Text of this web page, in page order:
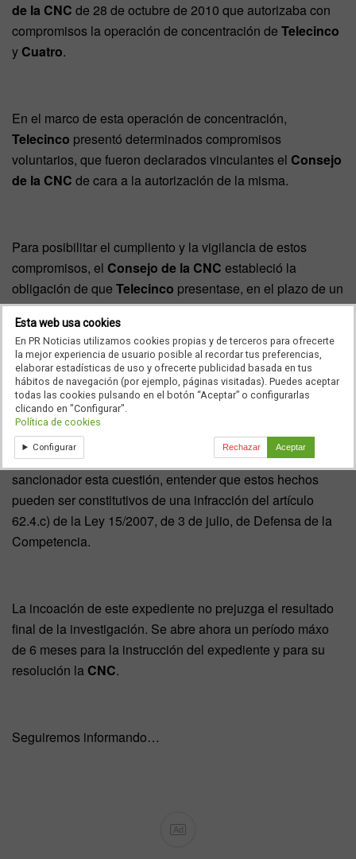
de la CNC de 28 de octubre de 2010 que autorizaba con
compromisos la operación de concentración de Telecinco
y Cuatro.
En el marco de esta operación de concentración,
Telecinco presentó determinados compromisos
voluntarios, que fueron declarados vinculantes el Consejo
de la CNC de cara a la autorización de la misma.
Para posibilitar el cumpliento y la vigilancia de estos
compromisos, el Consejo de la CNC estableció la
obligación de que Telecinco presentase, en el plazo de un
mes desde que su resolución fuese ejecutiva, un plan de
actuaciones en el que se detallasen, entre otras
cuestiones, las medidas a adoptarTelecincoy su
calendario, plazo que ha sido incumplido.
Por ello, a instancias del Consejo de laCNC, la Dirección
de Investigación ha acordado la incoación del expediente
sancionador esta cuestión, entender que estos hechos
pueden ser constitutivos de una infracción del artículo
62.4.c) de la Ley 15/2007, de 3 de julio, de Defensa de la
Competencia.
La incoación de este expediente no prejuzga el resultado
final de la investigación. Se abre ahora un período máxo
de 6 meses para la instrucción del expediente y para su
resolución la CNC.
Seguiremos informando…
Ad
Esta web usa cookies
En PR Noticias utilizamos cookies propias y de terceros para ofrecerte
la mejor experiencia de usuario posible al recordar tus preferencias,
elaborar estadísticas de uso y ofrecerte publicidad basada en tus
hábitos de navegación (por ejemplo, páginas visitadas). Puedes aceptar
todas las cookies pulsando en el botón “Aceptar” o configurarlas
clicando en "Configurar".
Política de cookies
Configurar Rechazar Aceptar